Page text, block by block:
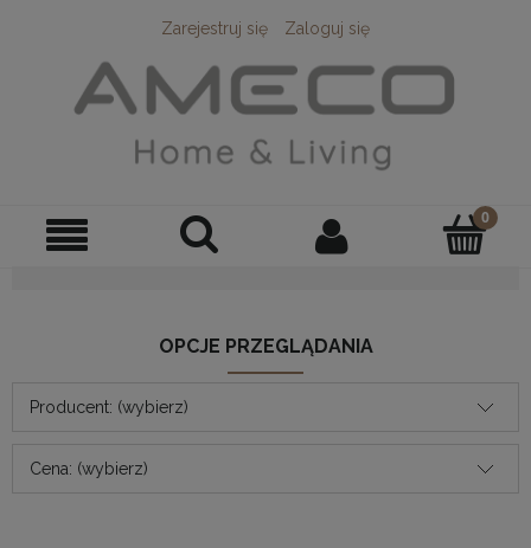
Zarejestruj się Zaloguj się
OPCJE PRZEGLĄDANIA
Producent: (wybierz)
Cena: (wybierz)